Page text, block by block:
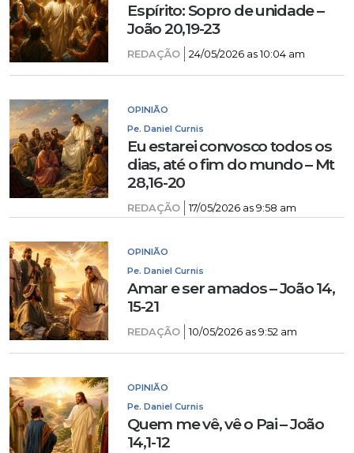
Espírito: Sopro de unidade –
João 20,19-23
REDAÇÃO 24/05/2026 as 10:04 am
OPINIÃO
Pe. Daniel Curnis
Eu estarei convosco todos os
dias, até o fim do mundo – Mt
28,16-20
REDAÇÃO 17/05/2026 as 9:58 am
OPINIÃO
Pe. Daniel Curnis
Amar e ser amados – João 14,
15-21
REDAÇÃO 10/05/2026 as 9:52 am
OPINIÃO
Pe. Daniel Curnis
Quem me vê, vê o Pai – João
14,1-12